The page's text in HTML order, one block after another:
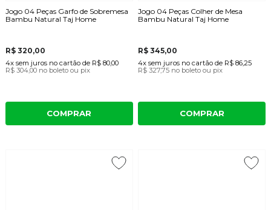
Jogo 04 Peças Garfo de Sobremesa
Bambu Natural Taj Home
R$ 320,00
4x sem juros no cartãode R$ 80,00
R$ 304,00 no boleto ou pix
COMPRAR
Jogo 04 Peças Colher de Mesa
Bambu Natural Taj Home
R$ 345,00
4x sem juros no cartão de R$ 86,25
R$ 327,75 no boleto ou pix
COMPRAR